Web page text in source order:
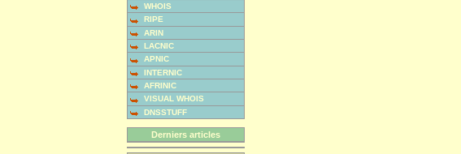
WHOIS
RIPE
ARIN
LACNIC
APNIC
INTERNIC
AFRINIC
VISUAL WHOIS
DNSSTUFF
Derniers articles